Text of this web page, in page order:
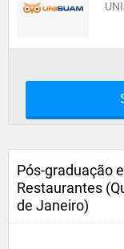
Pós-graduação
Restaurantes
de Janeiro)